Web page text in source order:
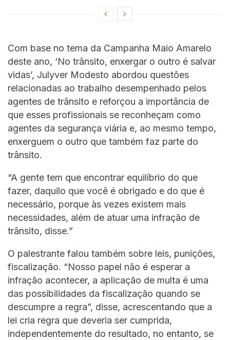
Com base no tema da Campanha Maio Amarelo
deste ano, ‘No trânsito, enxergar o outro é salvar
vidas’, Julyver Modesto abordou questões
relacionadas ao trabalho desempenhado pelos
agentes de trânsito e reforçou a importância de
que esses profissionais se reconheçam como
agentes da segurança viária e, ao mesmo tempo,
enxerguem o outro que também faz parte do
trânsito.
“A gente tem que encontrar equilíbrio do que
fazer, daquilo que você é obrigado e do que é
necessário, porque às vezes existem mais
necessidades, além de atuar uma infração de
trânsito, disse.”
O palestrante falou também sobre leis, punições,
fiscalização. “Nosso papel não é esperar a
infração acontecer, a aplicação de multa é uma
das possibilidades da fiscalização quando se
descumpre a regra”, disse, acrescentando que a
lei cria regra que deveria ser cumprida,
independentemente do resultado, no entanto, se